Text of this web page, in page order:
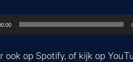
ook op Spotify, of kijk op